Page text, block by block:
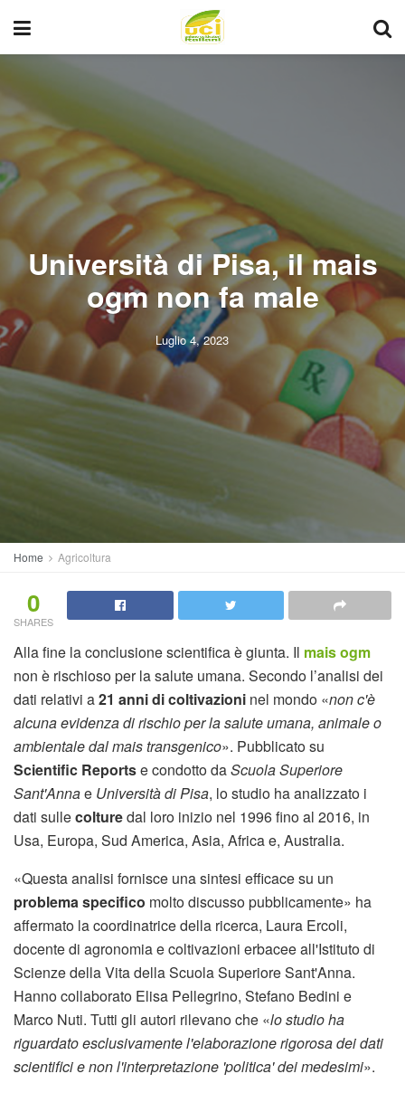
Università di Pisa, il mais
ogm non fa male
Luglio 4, 2023
Home Agricoltura
0
SHARES
Alla fine la conclusione scientifica è giunta. Il mais ogm
non è rischioso per la salute umana. Secondo l’analisi dei
dati relativi a21 anni di coltivazioni nel mondo «non c'è
alcuna evidenza di rischio per la salute umana, animale o
ambientale dal mais transgenico». Pubblicato su
Scientific Reportse condotto daScuola Superiore
Sant'Annae Università di Pisa, lo studio ha analizzato i
dati sullecolturedal loro inizio nel 1996 fino al 2016, in
Usa, Europa, Sud America, Asia, Africa e, Australia.
«Questa analisi fornisce una sintesi efficace su un
problema specifico molto discusso pubblicamente» ha
affermato la coordinatrice della ricerca, Laura Ercoli,
docente di agronomia e coltivazioni erbacee all'Istituto di
Scienze della Vita della Scuola Superiore Sant'Anna.
Hanno collaborato Elisa Pellegrino, Stefano Bedini e
Marco Nuti. Tutti gli autori rilevano che «lo studio ha
riguardato esclusivamente l'elaborazione rigorosa dei dati
scientifici e non l'interpretazione 'politica' dei medesimi».